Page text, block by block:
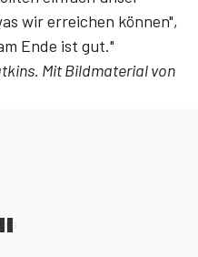
wir erreichen können",
Ende ist gut."
Mit Bildmaterial von